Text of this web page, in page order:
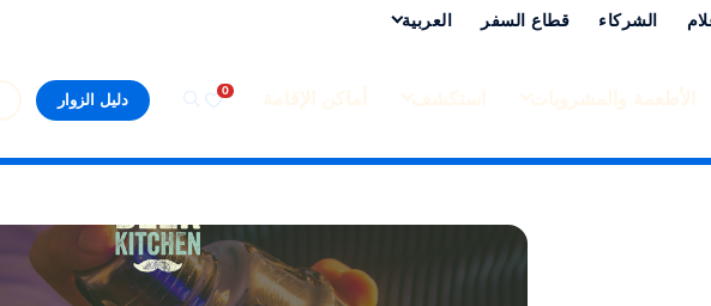
دليل الزوار
الشركاء قطاع السفر العربية‏